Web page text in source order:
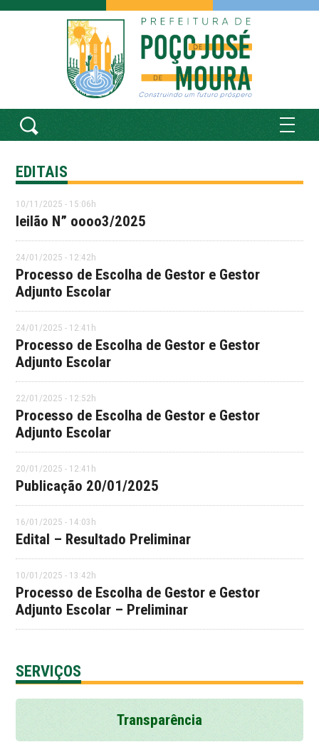
EDITAIS
10/11/2025 - 15:06h
leilão N” oooo3/2025
24/01/2025 - 12:42h
Processo de Escolha de Gestor e Gestor
Adjunto Escolar
24/01/2025 - 12:41h
Processo de Escolha de Gestor e Gestor
Adjunto Escolar
22/01/2025 - 12:52h
Processo de Escolha de Gestor e Gestor
Adjunto Escolar
20/01/2025 - 12:41h
Publicação 20/01/2025
16/01/2025 - 14:03h
Edital – Resultado Preliminar
10/01/2025 - 13:42h
Processo de Escolha de Gestor e Gestor
Adjunto Escolar – Preliminar
SERVIÇOS
Transparência